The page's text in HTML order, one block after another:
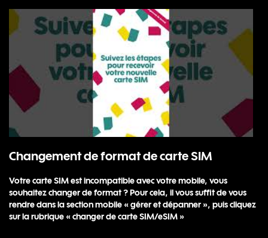
Changement de format de carte SIM
Votre carte SIM est incompatible avec votre mobile, vous
souhaitez changer de format ? Pour cela, il vous suffit de vous
rendre dans la section mobile « gérer et dépanner », puis cliquez
sur la rubrique « changer de carte SIM/eSIM »